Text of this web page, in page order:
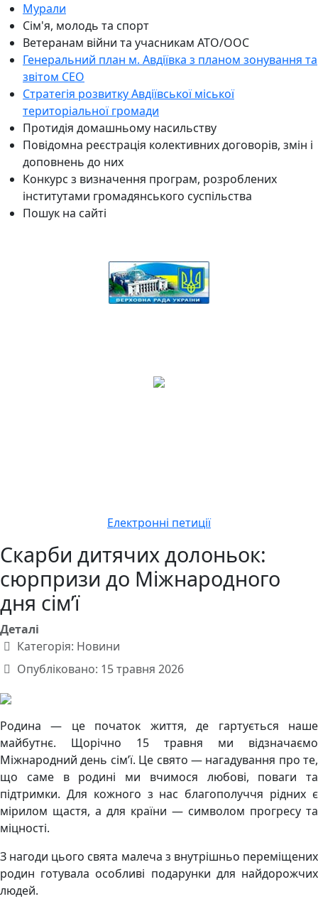
Мурали
Сім'я, молодь та спорт
Ветеранам війни та учасникам АТО/ООС
Генеральний план м. Авдіївка з планом зонування та
звітом СЕО
Стратегія розвитку Авдіївської міської
територіальної громади
Протидія домашньому насильству
Повідомна реєстрація колективних договорів, змін і
доповнень до них
Конкурс з визначення програм, розроблених
інститутами громадянського суспільства
Пошук на сайті
Електронні петиції
Скарби дитячих долоньок:
сюрпризи до Міжнародного
дня сім’ї
Деталі
Категорія: Новини
Опубліковано: 15 травня 2026
Родина — це початок життя, де гартується наше
майбутнє. Щорічно 15 травня ми відзначаємо
Міжнародний день сім’ї. Це свято — нагадування про те,
що саме в родині ми вчимося любові, поваги та
підтримки. Для кожного з нас благополуччя рідних є
мірилом щастя, а для країни — символом прогресу та
міцності.
З нагоди цього свята малеча з внутрішньо переміщених
родин готувала особливі подарунки для найдорожчих
людей.